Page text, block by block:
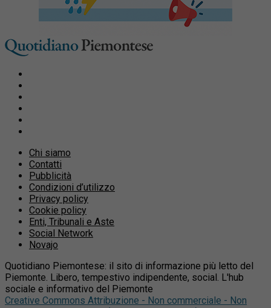
Chi siamo
Contatti
Pubblicità
Condizioni d’utilizzo
Privacy policy
Cookie policy
Enti, Tribunali e Aste
Social Network
Novajo
Quotidiano Piemontese: il sito di informazione più letto del
Piemonte. Libero, tempestivo indipendente, social. L'hub
sociale e informativo del Piemonte
Creative Commons Attribuzione - Non commerciale - Non